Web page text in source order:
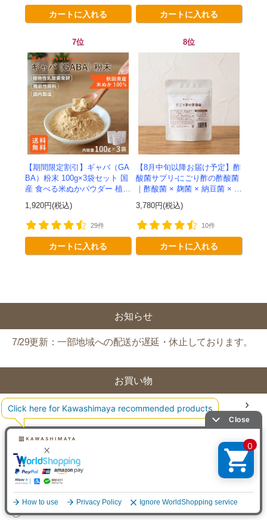
カートに入れる カートに入れる
7位
【期間限定割引】ギャバ（GA
BA）粉末 100g×3袋セット 国
産 食べる米ぬかパウダー 植物
【送料無料】*メール便での発
送...
1,920円(税込)
29件
カートに入れる
8位
【8月中旬以降お届け予定】酢
酸菌サプリ-にごり酢の酢酸菌
｜酢酸菌 × 麹菌 × 納豆菌 × 植
縮-かわしま屋-【送料無料】*
メ...
3,780円(税込)
10件
カートに入れる
お知らせ
7/29更新：一部地域への配送が遅延・休止しております。
お買い物
油
酵素玄米
玄米・白米・雑穀
豆